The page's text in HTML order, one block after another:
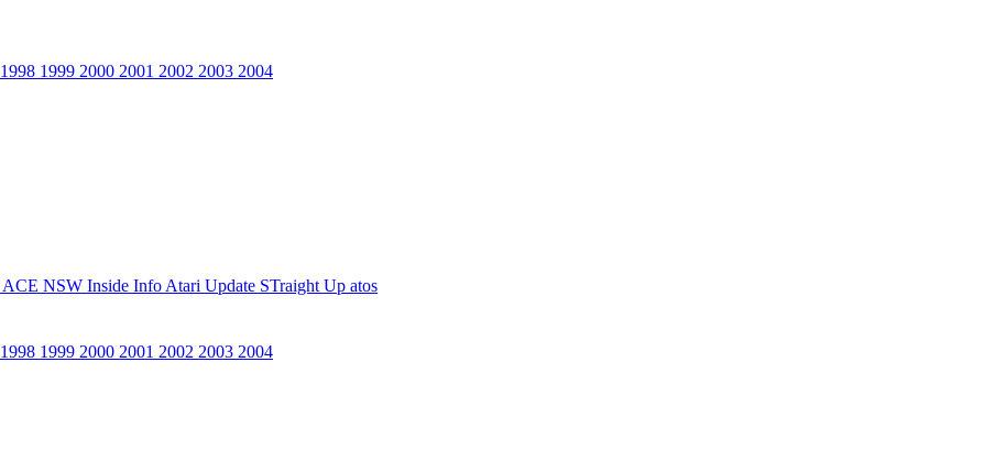
1998 1999 2000 2001 2002 2003 2004
ACE NSW Inside Info Atari Update STraight Up atos
1998 1999 2000 2001 2002 2003 2004